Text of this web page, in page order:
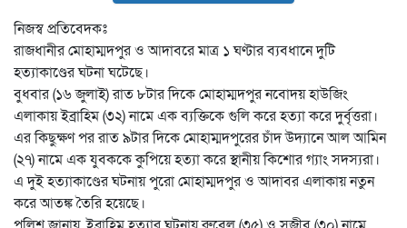
নিজস্ব প্রতিবেদকঃ
রাজধানীর মোহাম্মদপুর ও আদাবরে মাত্র ১ ঘণ্টার ব্যবধানে দুটি
হত্যাকাণ্ডের ঘটনা ঘটেছে।
বুধবার (১৬ জুলাই) রাত ৮টার দিকে মোহাম্মদপুর নবোদয় হাউজিং
এলাকায় ইব্রাহিম (৩২) নামে এক ব্যক্তিকে গুলি করে হত্যা করে দুর্বৃত্তরা।
এর কিছুক্ষণ পর রাত ৯টার দিকে মোহাম্মদপুরের চাঁদ উদ্যানে আল আমিন
(২৭) নামে এক যুবককে কুপিয়ে হত্যা করে স্থানীয় কিশোর গ্যাং সদস্যরা।
এ দুই হত্যাকাণ্ডের ঘটনায় পুরো মোহাম্মদপুর ও আদাবর এলাকায় নতুন
করে আতঙ্ক তৈরি হয়েছে।